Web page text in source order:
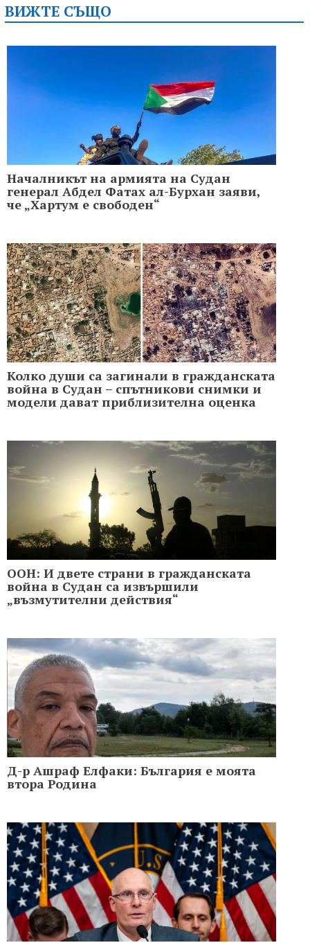
ВИЖТЕ СЪЩО
Началникът на армията на Судан
генерал Абдел Фатах ал-Бурхан заяви,
че „Хартум е свободен“
Колко души са загинали в гражданската
война в Судан – спътникови снимки и
модели дават приблизителна оценка
ООН: И двете страни в гражданската
война в Судан са извършили
„възмутителни действия“
Д-р Ашраф Елфаки: България е моята
втора Родина